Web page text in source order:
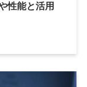
性能と活用